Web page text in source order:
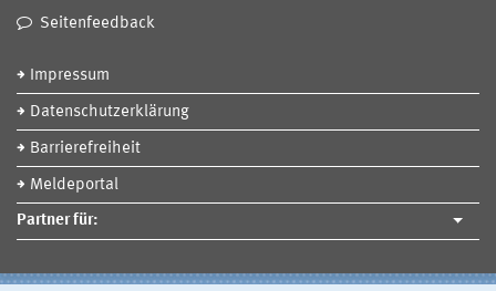
Seitenfeedback
Impressum
Datenschutzerklärung
Barrierefreiheit
Meldeportal
Partner für: